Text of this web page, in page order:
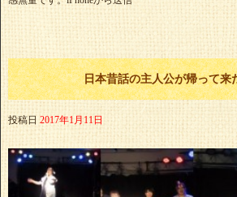
日本昔話の主人公が帰って来
投稿日 2017年1月11日